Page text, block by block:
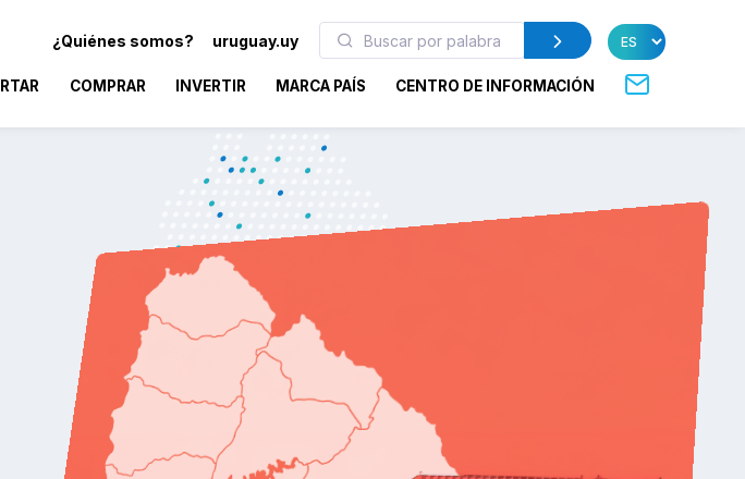
¿Quiénes somos? uruguay.uy
COMPRAR INVERTIR MARCA PAÍS CENTRO DE INFORMACIÓN